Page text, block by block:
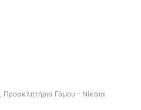
Γάμου - Νίκαια